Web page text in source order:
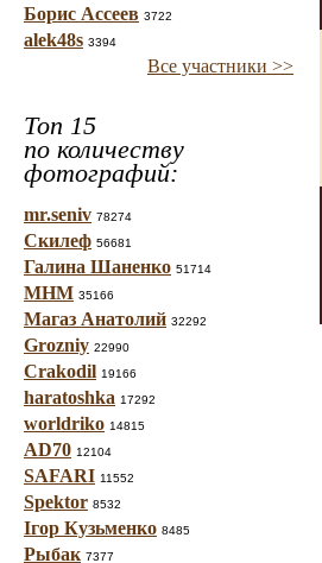
Борис Ассеев 3722
alek48s 3394
Все участники >>
Топ 15
по количеству
фотографий:
mr.seniv 78274
Скилеф 56681
Галина Шаненко 51714
МНМ 35166
Магаз Анатолий 32292
Grozniy 22990
Crakodil 19166
haratoshka 17292
worldriko 14815
AD70 12104
SAFARI 11552
Spektor 8532
Ігор Кузьменко 8485
Рыбак 7377